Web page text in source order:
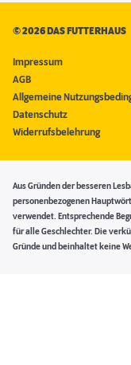
©2026 DAS FUTTERHAUS
Impressum
AGB
Allgemeine
Datenschutz
Widerrufsbelehrung
Aus Gründen der besseren
personenbezogenen
verwendet. Entsprechende
für alle Geschlechter. Die
Gründe und beinhaltet keine